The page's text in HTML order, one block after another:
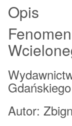
Opis
Gdańskiego
Autor: